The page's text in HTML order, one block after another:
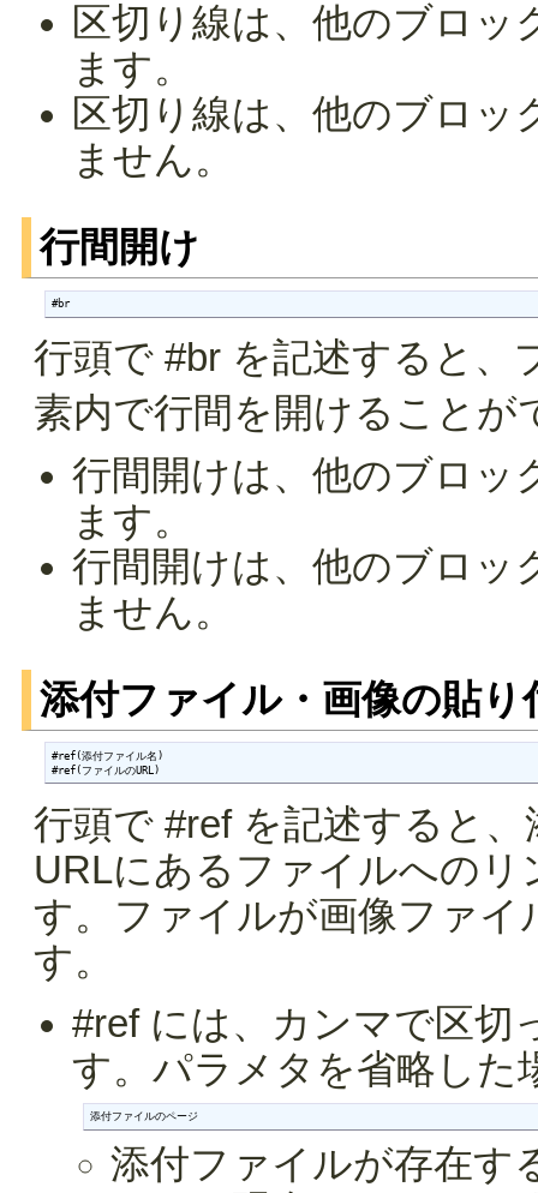
区切り線は、他のブロ
ます。
区切り線は、他のブロ
ません。
行間開け
#br
行頭で #br を記述すると、
素内で行間を開けることが
行間開けは、他のブロッ
ます。
行間開けは、他のブロッ
ません。
添付ファイル・画像の貼り
#ref(添付ファイル名)
#ref(ファイルのURL)
行頭で #ref を記述すると
URLにあるファイルへの
す。ファイルが画像ファイ
す。
#ref には、カンマで区切
す。パラメタを省略した
添付ファイルのページ
添付ファイルが存在す